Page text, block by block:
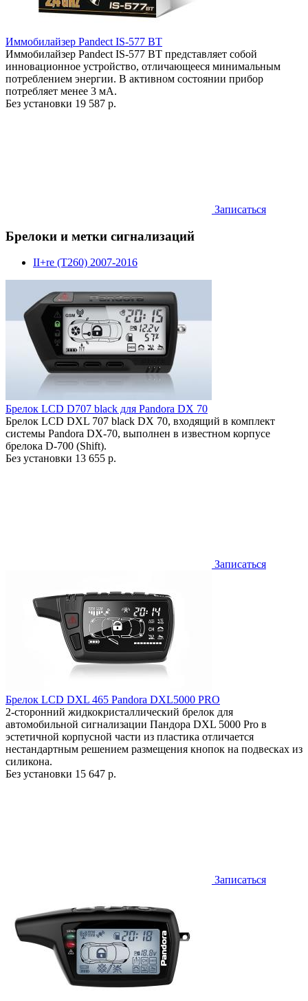
Иммобилайзер Pandect IS-577 BT
Иммобилайзер Pandect IS-577 BT представляет собой
инновационное устройство, отличающееся минимальным
потреблением энергии. В активном состоянии прибор
потребляет менее 3 мА.
Без установки 19 587 р.
Записаться
Брелоки и метки сигнализаций
II+re (T260) 2007-2016
Брелок LCD D707 black для Pandora DX 70
Брелок LCD DXL 707 black DX 70, входящий в комплект
системы Pandora DX-70, выполнен в известном корпусе
брелока D-700 (Shift).
Без установки 13 655 р.
Записаться
Брелок LCD DXL 465 Pandora DXL5000 PRO
2-сторонний жидкокристаллический брелок для
автомобильной сигнализации Пандора DXL 5000 Pro в
эстетичной корпусной части из пластика отличается
нестандартным решением размещения кнопок на подвесках из
силикона.
Без установки 15 647 р.
Записаться